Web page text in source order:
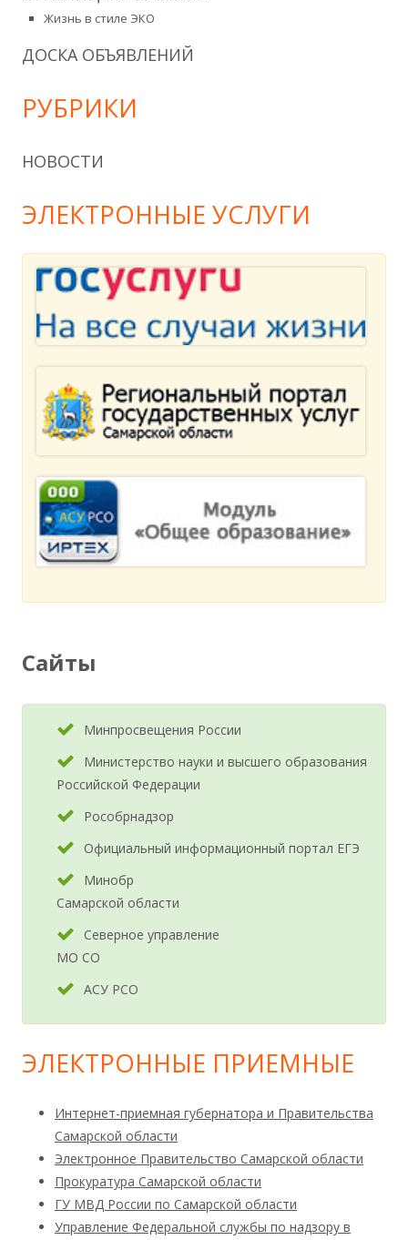
Жизнь в стиле ЭКО
ДОСКА ОБЪЯВЛЕНИЙ
РУБРИКИ
НОВОСТИ
ЭЛЕКТРОННЫЕ УСЛУГИ
Сайты
Минпросвещения России
Министерство науки и высшего образования
Российской Федерации
Рособрнадзор
Официальный информационный портал ЕГЭ
Минобр
Самарской области
Северное управление
МО СО
АСУ РСО
ЭЛЕКТРОННЫЕ ПРИЕМНЫЕ
Интернет-приемная губернатора и Правительства
Самарской области
Электронное Правительство Самарской области
Прокуратура Самарской области
ГУ МВД России по Самарской области
Управление Федеральной службы по надзору в